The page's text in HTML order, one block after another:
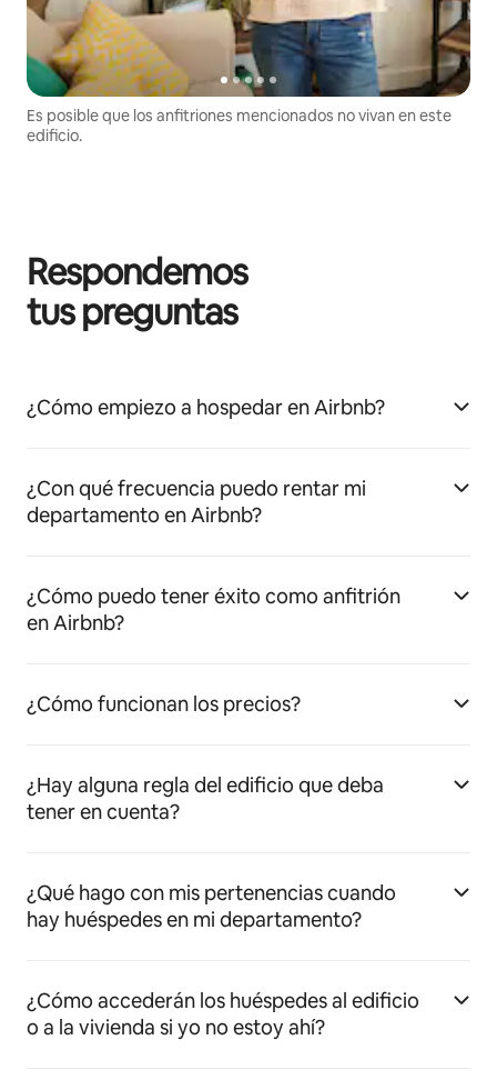
Es posible que los anfitriones mencionados no vivan en este
edificio.
Respondemos
tus preguntas
¿Cómo empiezo a hospedar en Airbnb?
¿Con qué frecuencia puedo rentar mi
departamento en Airbnb?
¿Cómo puedo tener éxito como anfitrión
en Airbnb?
¿Cómo funcionan los precios?
¿Hay alguna regla del edificio que deba
tener en cuenta?
¿Qué hago con mis pertenencias cuando
hay huéspedes en mi departamento?
¿Cómo accederán los huéspedes al edificio
o a la vivienda si yo no estoy ahí?